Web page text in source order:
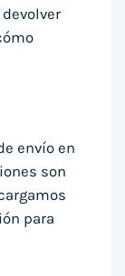
envío en
son
para